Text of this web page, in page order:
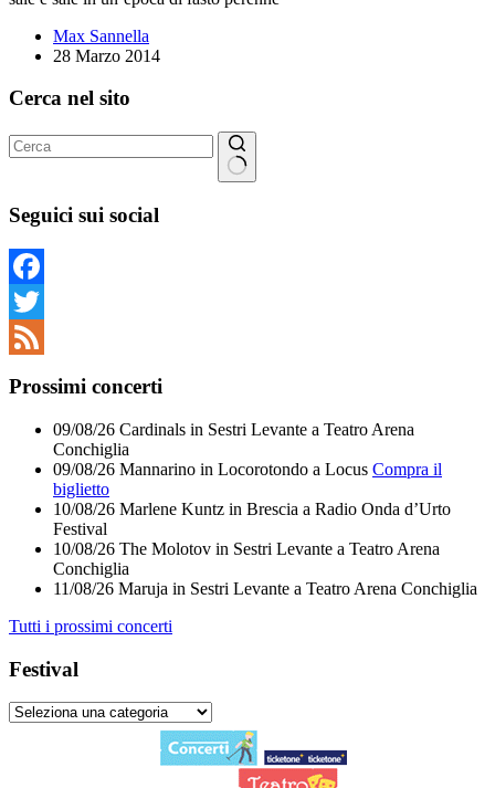
Max Sannella
28 Marzo 2014
Cerca nel sito
risultato
Seguici sui social
Facebook
Twitter
Prossimi concerti
09/08/26 Cardinals in Sestri Levante a Teatro Arena
Conchiglia
09/08/26 Mannarino in Locorotondo a Locus Compra il
biglietto
10/08/26 Marlene Kuntz in Brescia a Radio Onda d’Urto
Festival
10/08/26 The Molotov in Sestri Levante a Teatro Arena
Conchiglia
11/08/26 Maruja in Sestri Levante a Teatro Arena Conchiglia
Tutti i prossimi concerti
Festival